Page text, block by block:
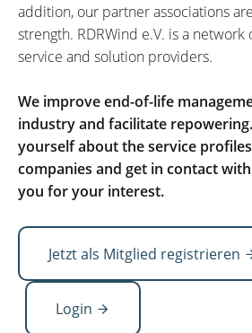
addition, our partner associations
strength. RDRWind e.V. is a
service and solution providers.
We improve end-of-life
industry and facilitate
yourself about the service
companies and get in contact
you for your interest.
Jetzt als Mitglied registrieren
Login